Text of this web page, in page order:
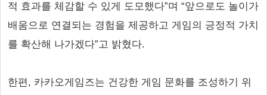
적 효과를 체감할 수 있게 도모했다”며 “앞으로도 놀이가
배움으로 연결되는 경험을 제공하고 게임의 긍정적 가치
를 확산해 나가겠다”고 밝혔다.
한편, 카카오게임즈는 건강한 게임 문화를 조성하기 위